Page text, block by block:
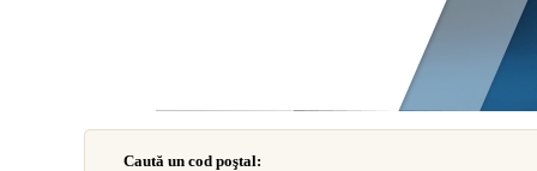
Caută un cod poştal: